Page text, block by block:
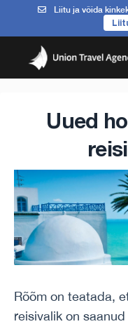
Liitu ja võida
Uued
Rõõm on teatada,
reisivalik on